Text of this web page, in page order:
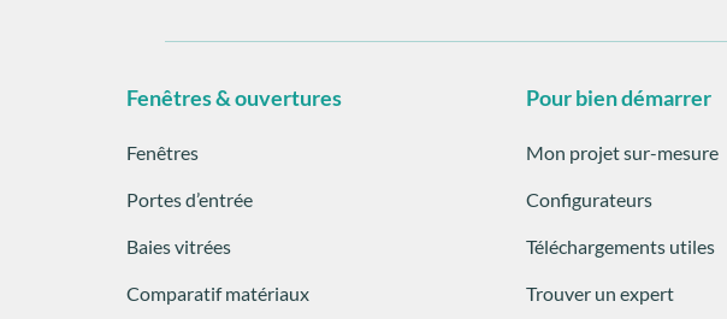
Fenêtres & ouvertures
Fenêtres
Portes d’entrée
Baies vitrées
Comparatif matériaux
Pour bien démarrer
Mon projet sur-mesure
Configurateurs
Téléchargements utiles
Trouver un expert